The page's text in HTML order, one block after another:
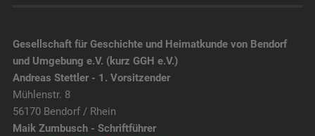
Gesellschaft für Geschichte und Heimatkunde von Bendorf
und Umgebung e.V. (kurz GGH e.V.)
Andreas Stettler - 1. Vorsitzender
Mühlenstr. 8
56170 Bendorf / Rhein
Maik Zumbusch - Schriftführer